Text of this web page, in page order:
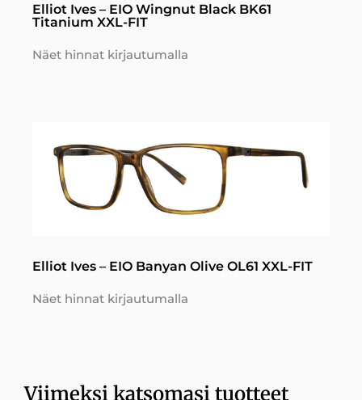
Elliot Ives – EIO Wingnut Black BK61
Titanium XXL-FIT
Näet hinnat kirjautumalla
Elliot Ives – EIO Banyan Olive OL61 XXL-FIT
Näet hinnat kirjautumalla
Viimeksi katsomasi tuotteet